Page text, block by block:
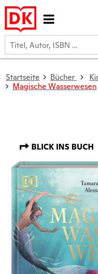
Startseite Bücher
Magische Wasserwesen
BLICK INS BUCH